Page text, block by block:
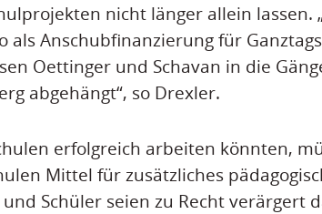
nicht länger allein lassen.
als Anschubfinanzierung für
Oettinger und Schavan in die
abgehängt“, so Drexler.
erfolgreich arbeiten könnten,
Mittel für zusätzliches
Schüler seien zu Recht verärgert